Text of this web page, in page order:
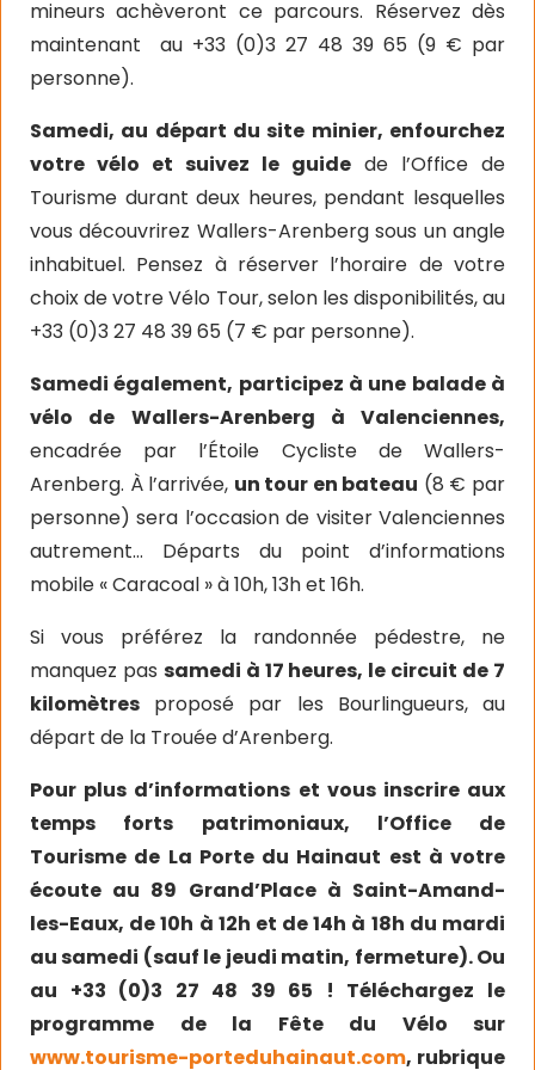
mineurs achèveront ce parcours. Réservez dès
maintenant
au +33 (0)3 27 48 39 65 (9 € par
personne).
Samedi, au départ du site minier, enfourchez
votre vélo et suivez le guide de l’Office de
Tourisme durant deux heures, pendant lesquelles
vous découvrirez Wallers-Arenberg sous un angle
inhabituel. Pensez à réserver l’horaire de votre
choix de votre Vélo Tour, selon les disponibilités, au
+33 (0)3 27 48 39 65 (7 € par personne).
Samedi également, participez à une balade à
vélo de Wallers-Arenberg à Valenciennes,
encadrée par l’Étoile Cycliste de Wallers-
Arenberg. À l’arrivée, un tour en bateau (8 € par
personne) sera l’occasion de visiter Valenciennes
autrement… Départs du point d’informations
mobile « Caracoal » à 10h, 13h et 16h.
Si vous préférez la randonnée pédestre, ne
manquez pas samedi à 17 heures, le circuit de 7
kilomètres proposé par les Bourlingueurs, au
départ de la Trouée d’Arenberg.
Pour plus d’informations et vous inscrire aux
temps forts patrimoniaux, l’Office de
Tourisme de La Porte du Hainaut est à votre
écoute au 89 Grand’Place à Saint-Amand-
les-Eaux, de 10h à 12h et de 14h à 18h du mardi
au samedi (sauf le jeudi matin, fermeture). Ou
au +33 (0)3 27 48 39 65 ! Téléchargez le
programme de la Fête du Vélo sur
www.tourisme-porteduhainaut.com, rubrique